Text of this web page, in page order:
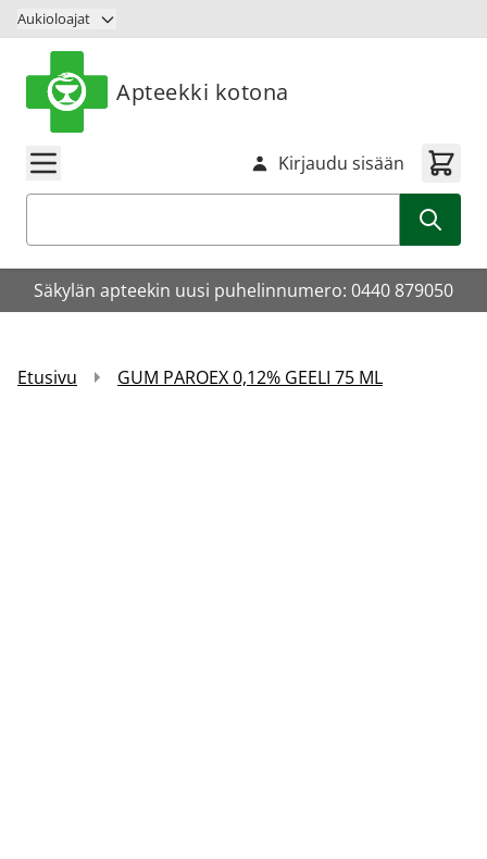
Siirry sisältöön
Aukioloajat
Apteekki kotona
Kirjaudu sisään
Säkylän apteekin uusi puhelinnumero: 0440 879050
Etusivu GUM PAROEX 0,12% GEELI 75 ML